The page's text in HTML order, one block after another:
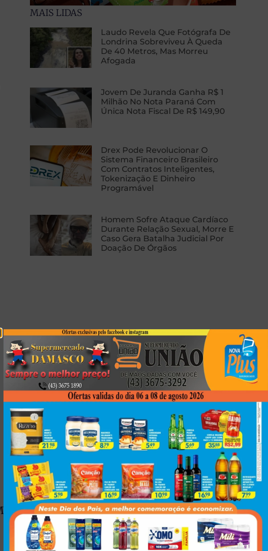
MAIS LIDAS
Laudo Revela Que Fotógrafa De
Londrina Sobreviveu À Queda
De 40 Metros, Mas Morreu
Afogada
Jovem De Juranda Ganha R$ 1
Milhão No Nota Paraná Com
Única Nota Fiscal De R$ 149,90
Drex Pode Revolucionar O
Sistema Financeiro Brasileiro
Com Contratos Inteligentes,
Tokenização E Dinheiro
Programável
Homem Sofre Ataque Cardíaco
Durante Relação Sexual, Morre E
Caso Gera Batalha Judicial Por
Doação De Órgãos
Next
Cabo Da PM Morre Em Grave Acidente Na BR-317 E Comove Moradores Do Norte Do Paraná